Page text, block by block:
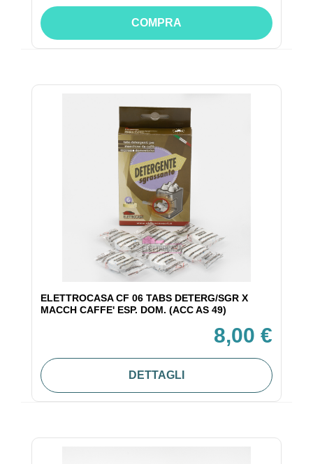
COMPRA
ELETTROCASA CF 06 TABS DETERG/SGR X
MACCH CAFFE' ESP. DOM. (ACC AS 49)
8,00 €
DETTAGLI